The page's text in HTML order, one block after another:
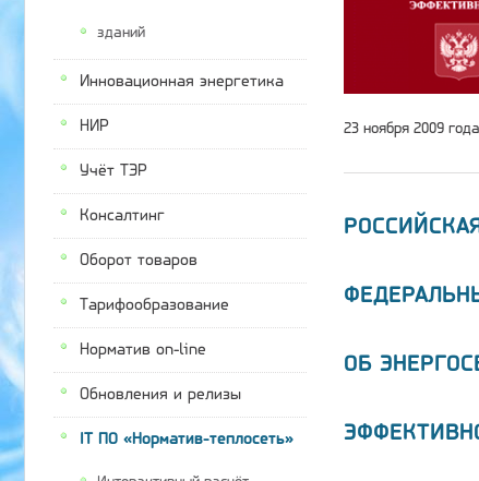
зданий
Инновационная энергетика
НИР
Учёт ТЭР
Консалтинг
Оборот товаров
Тарифообразование
Норматив on-line
Обновления и релизы
IT ПО «Норматив-теплосеть»
23 ноября 2009 года
ОБ